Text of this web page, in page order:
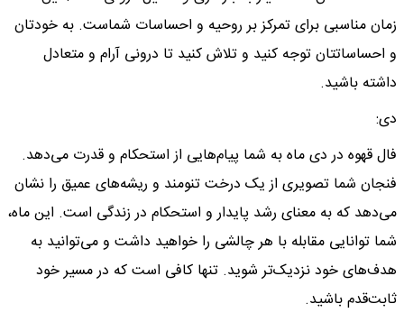
زمان مناسبی برای تمرکز بر روحیه و احساسات شماست. به خودتان
و احساساتتان توجه کنید و تلاش کنید تا درونی آرام و متعادل
داشته باشید.
دی:
فال قهوه در دی ماه به شما پیام‌هایی از استحکام و قدرت می‌دهد.
فنجان شما تصویری از یک درخت تنومند و ریشه‌های عمیق را نشان
می‌دهد که به معنای رشد پایدار و استحکام در زندگی است. این ماه،
شما توانایی مقابله با هر چالشی را خواهید داشت و می‌توانید به
هدف‌های خود نزدیک‌تر شوید. تنها کافی است که در مسیر خود
ثابت‌قدم باشید.